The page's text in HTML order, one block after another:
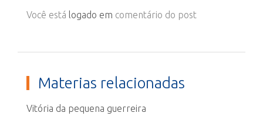
Você está logado em comentário do post
Materias relacionadas
Vitória da pequena guerreira